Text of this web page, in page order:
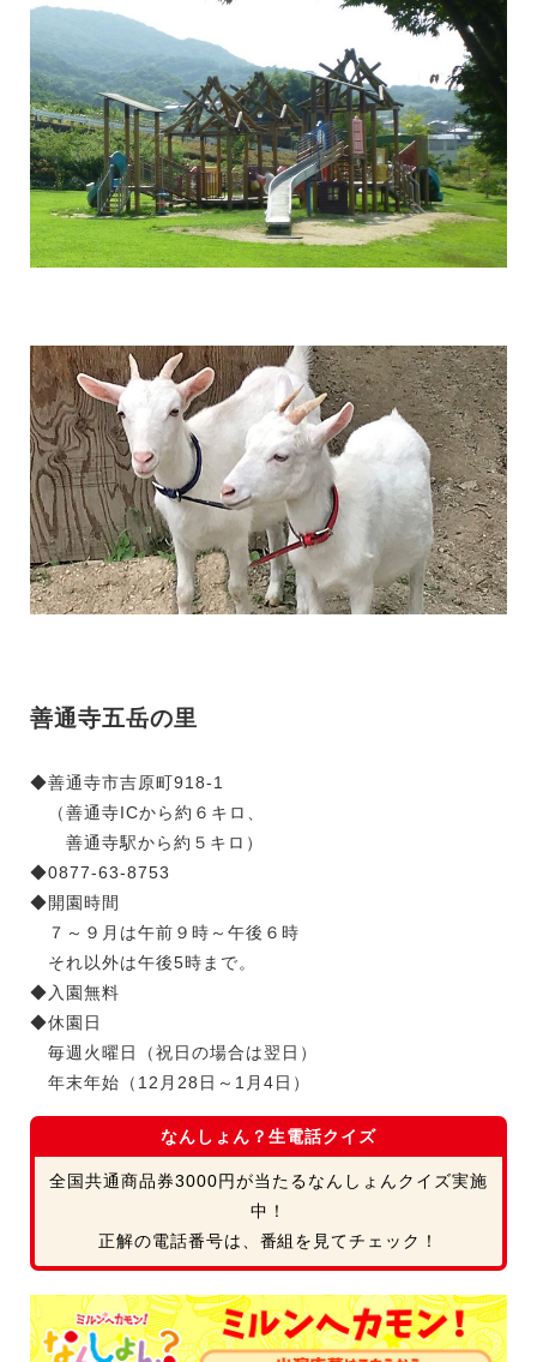
善通寺五岳の里
◆善通寺市吉原町918-1
（善通寺ICから約６キロ、
善通寺駅から約５キロ）
◆0877-63-8753
◆開園時間
７～９月は午前９時～午後６時
それ以外は午後5時まで。
◆入園無料
◆休園日
毎週火曜日（祝日の場合は翌日）
年末年始（12月28日～1月4日）
なんしょん？生電話クイズ
全国共通商品券3000円が当たるなんしょんクイズ実施
中！
正解の電話番号は、番組を見てチェック！